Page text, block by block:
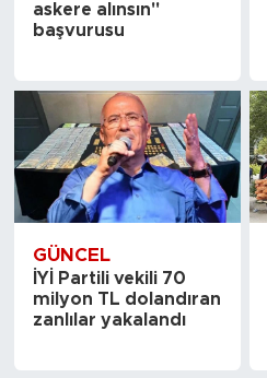
askere alınsın"
başvurusu
GÜNCEL
İYİ Partili vekili 70
milyon TL dolandıran
zanlılar yakalandı